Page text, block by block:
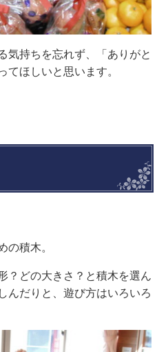
気持ちを忘れず、「ありがと
てほしいと思います。
の積木。
？どの大きさ？と積木を選ん
んだりと、遊び方はいろいろ